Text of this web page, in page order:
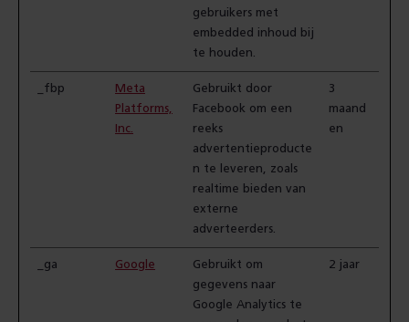
gebruikers met
embedded inhoud bij
te houden.
_fbp
Meta
Platforms,
Inc.
Gebruikt door
Facebook om een
reeks
advertentieproducte
n te leveren, zoals
realtime bieden van
externe
adverteerders.
3
maand
en
_ga Google
Gebruikt om
gegevens naar
Google Analytics te
2 jaar